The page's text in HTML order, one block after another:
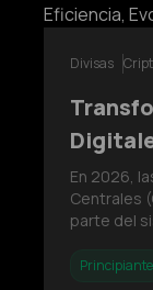
Divisas
y
En 2026,
Centrales
parte del
el uso
Principiante